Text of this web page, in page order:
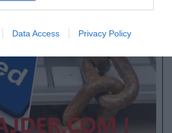
Data Access Privacy Policy